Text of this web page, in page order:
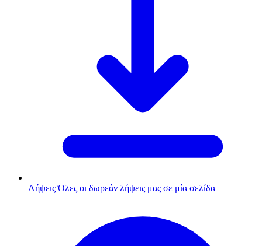
Λήψεις Όλες οι δωρεάν λήψεις μας σε μία σελίδα